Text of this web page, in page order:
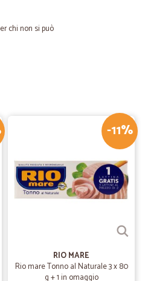
chi non si può
-11%
RIO MARE
Rio mare Tonno al Naturale 3 x 80
g + 1 in omaggio